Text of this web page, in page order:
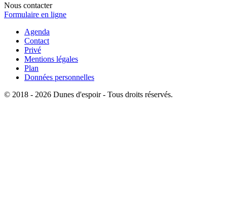
Nous contacter
Formulaire en ligne
Agenda
Contact
Privé
Mentions légales
Plan
Données personnelles
© 2018 - 2026 Dunes d'espoir - Tous droits réservés.